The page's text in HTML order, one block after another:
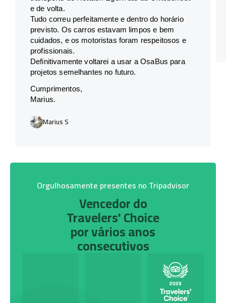
e de volta.
Tudo correu perfeitamente e dentro do horário
previsto. Os carros estavam limpos e bem
cuidados, e os motoristas foram respeitosos e
profissionais.
Definitivamente voltarei a usar a OsaBus para
projetos semelhantes no futuro.
Cumprimentos,
Marius.
Marius S
Orgulhosamente presentes no Tripadvisor
Vencedor do
Travelers' Choice
por vários anos
consecutivos